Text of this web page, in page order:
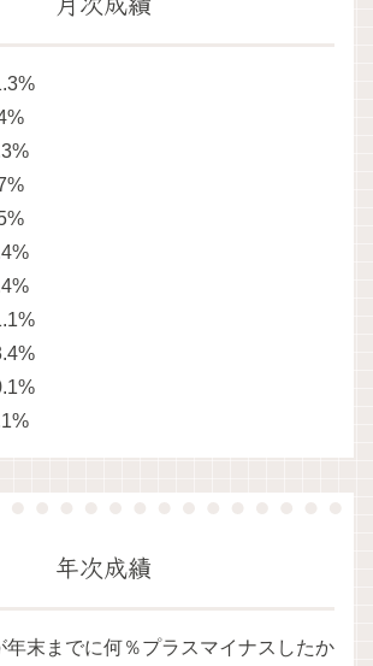
年次成績
年末までに何％プラスマイナスしたか